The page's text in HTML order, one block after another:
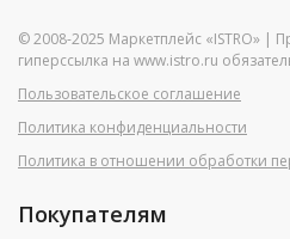
© 2008-2025 Маркетплейс «ISTRO» |
гиперссылка на www.istro.ru
Пользовательское соглашение
Политика конфиденциальности
Политика в отношении обработки
Покупателям